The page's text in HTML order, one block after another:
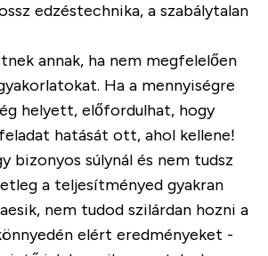
edzéstechnika, a szabálytalan
annak, ha nem megfelelően
Ha a mennyiségre
helyett, előfordulhat, hogy
hatását ott, ahol kellene!
bizonyos súlynál és nem tudsz
a teljesítményed gyakran
nem tudod szilárdan hozni a
elért eredményeket -